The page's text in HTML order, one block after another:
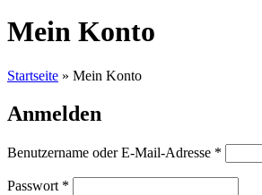
Mein Konto
Startseite » Mein Konto
Anmelden
Benutzername oder E-Mail-Adresse *
Passwort *